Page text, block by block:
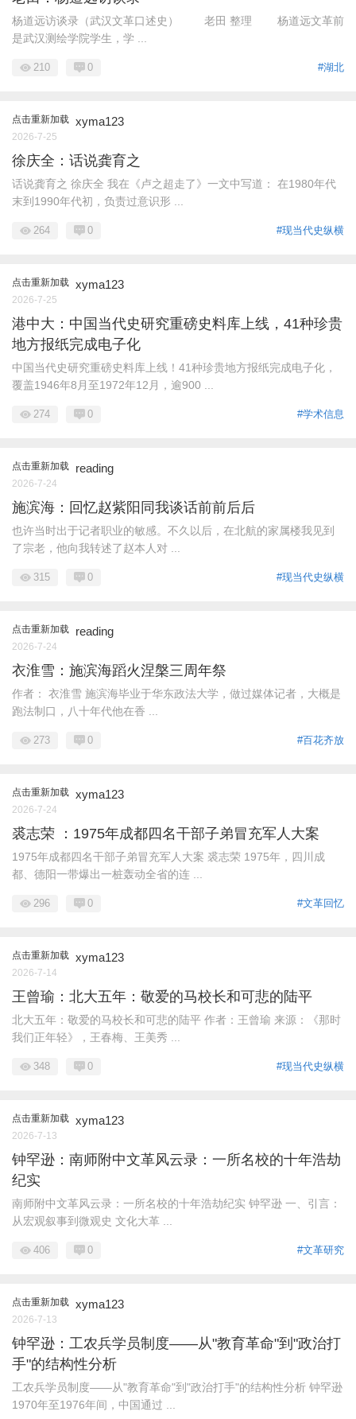
杨道远访谈录（武汉文革口述史） 老田 整理 杨道远文革前
是武汉测绘学院学生，学 ...
#湖北
210 0
点击重新加载 xyma123
2026-7-25
徐庆全：话说龚育之
话说龚育之 徐庆全 我在《卢之超走了》一文中写道： 在1980年代
末到1990年代初，负责过意识形 ...
#现当代史纵横
264 0
点击重新加载 xyma123
2026-7-25
港中大：中国当代史研究重磅史料库上线，41种珍贵
地方报纸完成电子化
中国当代史研究重磅史料库上线！41种珍贵地方报纸完成电子化，
覆盖1946年8月至1972年12月，逾900 ...
#学术信息
274 0
点击重新加载 reading
2026-7-24
施滨海：回忆赵紫阳同我谈话前前后后
也许当时出于记者职业的敏感。不久以后，在北航的家属楼我见到
了宗老，他向我转述了赵本人对 ...
#现当代史纵横
315 0
点击重新加载 reading
2026-7-24
衣淮雪：施滨海蹈火涅槃三周年祭
作者： 衣淮雪 施滨海毕业于华东政法大学，做过媒体记者，大概是
跑法制口，八十年代他在香 ...
#百花齐放
273 0
点击重新加载 xyma123
2026-7-24
裘志荣 ：1975年成都四名干部子弟冒充军人大案
1975年成都四名干部子弟冒充军人大案 裘志荣 1975年，四川成
都、德阳一带爆出一桩轰动全省的连 ...
#文革回忆
296 0
点击重新加载 xyma123
2026-7-14
王曾瑜：北大五年：敬爱的马校长和可悲的陆平
北大五年：敬爱的马校长和可悲的陆平 作者：王曾瑜 来源：《那时
我们正年轻》，王春梅、王美秀 ...
#现当代史纵横
348 0
点击重新加载 xyma123
2026-7-13
钟罕逊：南师附中文革风云录：一所名校的十年浩劫
纪实
南师附中文革风云录：一所名校的十年浩劫纪实 钟罕逊 一、引言：
从宏观叙事到微观史 文化大革 ...
#文革研究
406 0
点击重新加载 xyma123
2026-7-13
钟罕逊：工农兵学员制度——从"教育革命"到"政治打
手"的结构性分析
工农兵学员制度——从"教育革命"到"政治打手"的结构性分析 钟罕逊
1970年至1976年间，中国通过 ...